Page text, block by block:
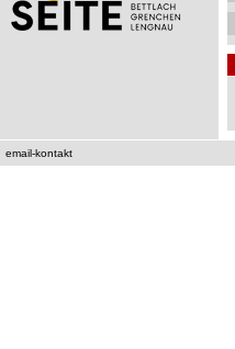
email-kontakt